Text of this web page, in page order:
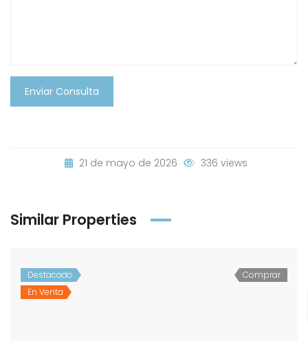
Enviar Consulta
21 de mayo de 2026 336 views
Similar Properties
Destacado
En Venta
Comprar